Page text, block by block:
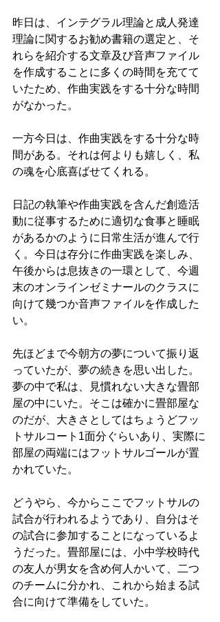
昨日は、インテグラル理論と成人発達
理論に関するお勧め書籍の選定と、そ
れらを紹介する文章及び音声ファイル
を作成することに多くの時間を充てて
いたため、作曲実践をする十分な時間
がなかった。
一方今日は、作曲実践をする十分な時
間がある。それは何よりも嬉しく、私
の魂を心底喜ばせてくれる。
日記の執筆や作曲実践を含んだ創造活
動に従事するために適切な食事と睡眠
があるかのように日常生活が進んで行
く。今日は存分に作曲実践を楽しみ、
午後からは息抜きの一環として、今週
末のオンラインゼミナールのクラスに
向けて幾つか音声ファイルを作成した
い。
先ほどまで今朝方の夢について振り返
っていたが、夢の続きを思い出した。
夢の中で私は、見慣れない大きな畳部
屋の中にいた。そこは確かに畳部屋な
のだが、大きさとしてはちょうどフッ
トサルコート1面分ぐらいあり、実際に
部屋の両端にはフットサルゴールが置
かれていた。
どうやら、今からここでフットサルの
試合が行われるようであり、自分はそ
の試合に参加することになっているよ
うだった。畳部屋には、小中学校時代
の友人が男女を含め何人かいて、二つ
のチームに分かれ、これから始まる試
合に向けて準備をしていた。